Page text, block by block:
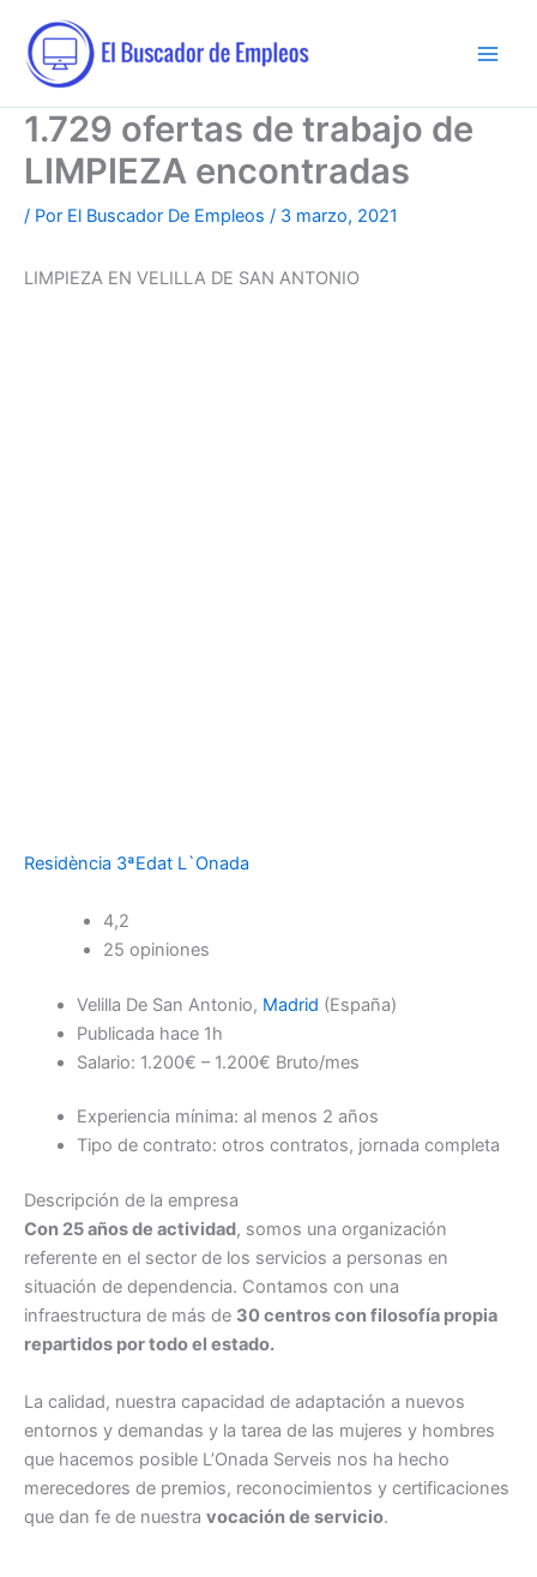
contenido
1.729 ofertas de trabajo de
LIMPIEZA encontradas
/ Por El Buscador De Empleos / 3 marzo, 2021
LIMPIEZA EN VELILLA DE SAN ANTONIO
Residència 3ªEdat L`Onada
4,2
25 opiniones
Velilla De San Antonio, Madrid (España)
Publicada hace 1h
Salario: 1.200€ – 1.200€ Bruto/mes
Experiencia mínima: al menos 2 años
Tipo de contrato: otros contratos, jornada completa
Descripción de la empresa
Con 25 años de actividad, somos una organización
referente en el sector de los servicios a personas en
situación de dependencia. Contamos con una
infraestructura de más de 30 centros con filosofía propia
repartidos por todo el estado.
La calidad, nuestra capacidad de adaptación a nuevos
entornos y demandas y la tarea de las mujeres y hombres
que hacemos posible L’Onada Serveis nos ha hecho
merecedores de premios, reconocimientos y certificaciones
que dan fe de nuestra vocación de servicio.